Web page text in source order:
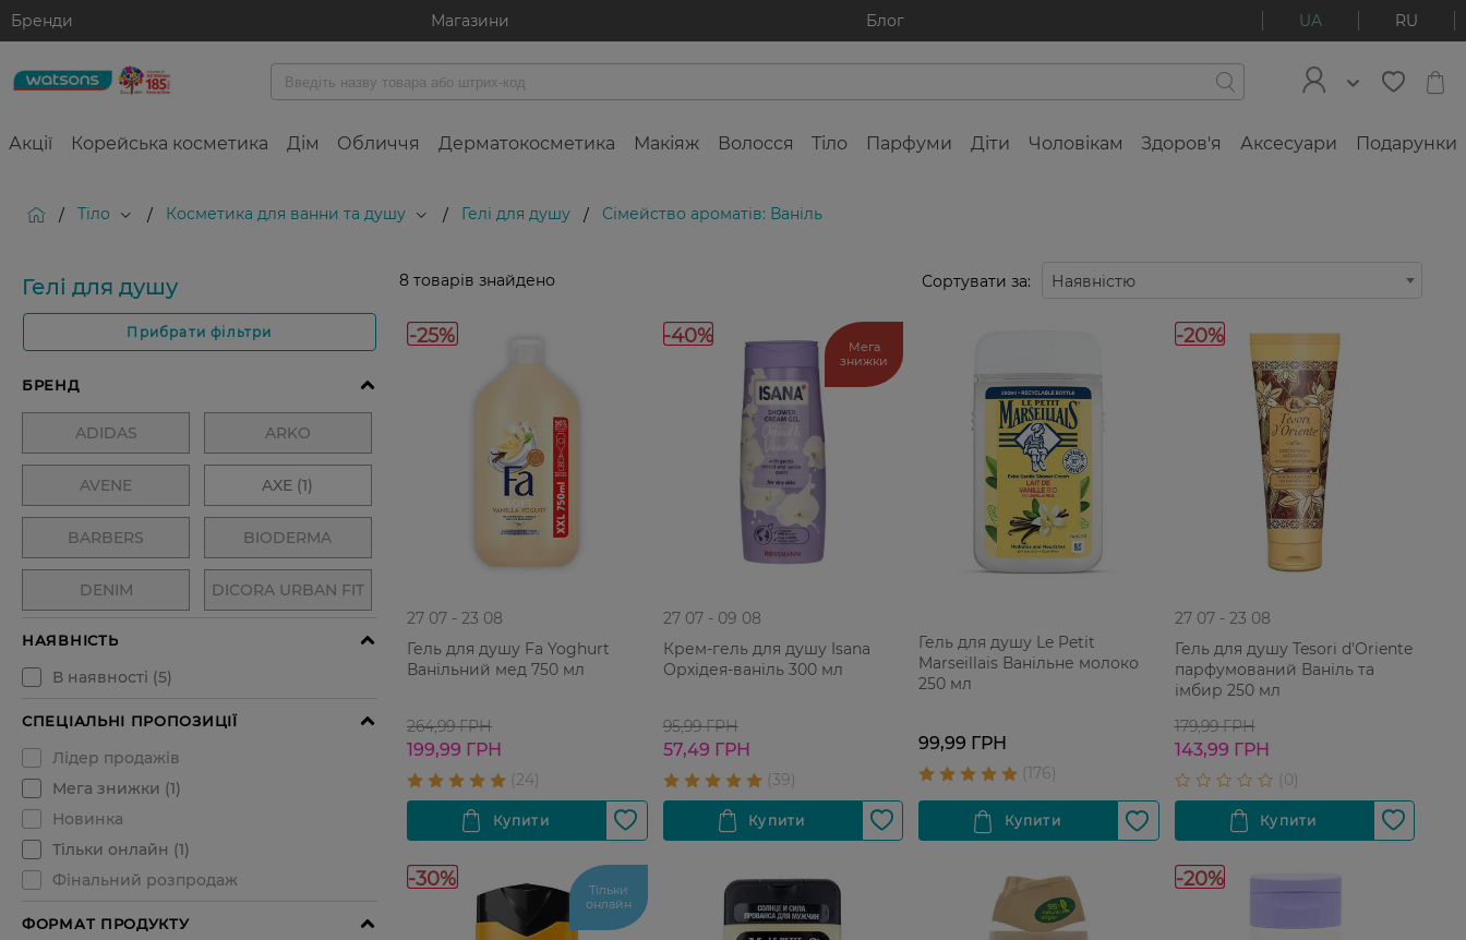
Бренди Магазини Блог UA RU
Акції Корейська косметика Дім Обличчя Дерматокосметика Макіяж Волосся Тіло Парфуми Діти Чоловікам Здоров'я Аксесуари Подарунки
/ Тіло / Косметика для ванни та душу / Гелі для душу / Сімейство ароматів: Ваніль
Гелі для душу
Прибрати фільтри
8 товарів знайдено Сортувати за: Наявністю
-25%
27 07 - 23 08
Гель для душу Fa Yoghurt
Ванільний мед 750 мл
264,99 ГРН
199,99 ГРН
-40%
Мега
знижки
27 07 - 09 08
Крем-гель для душу Isana
Орхідея-ваніль 300 мл
95,99 ГРН
57,49 ГРН
Гель для душу Le Petit
Marseillais Ванільне молоко
250 мл
99,99 ГРН
-20%
27 07 - 23 08
Гель для душу Tesori d'Oriente
парфумований Ваніль та
імбир 250 мл
179,99 ГРН
143,99 ГРН
-30%
Тільки
онлайн
-20%